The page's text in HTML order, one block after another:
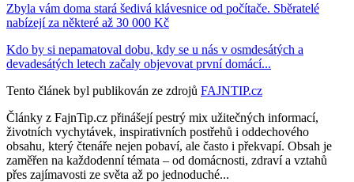
Zbyla vám doma stará šedivá klávesnice od počítače. Sběratelé
nabízejí za některé až 30 000 Kč
Kdo by si nepamatoval dobu, kdy se u nás v osmdesátých a
devadesátých letech začaly objevovat první domácí...
Tento článek byl publikován ze zdrojů FAJNTIP.cz
Články z FajnTip.cz přinášejí pestrý mix užitečných informací,
životních vychytávek, inspirativních postřehů i oddechového
obsahu, který čtenáře nejen pobaví, ale často i překvapí. Obsah je
zaměřen na každodenní témata – od domácnosti, zdraví a vztahů
přes zajímavosti ze světa až po jednoduché...